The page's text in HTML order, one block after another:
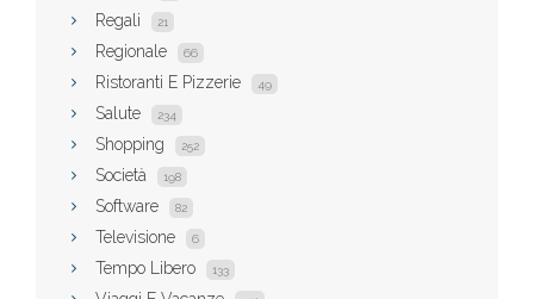
Regali 21
Regionale 66
Ristoranti E Pizzerie 49
Salute 234
Shopping 252
Società 198
Software 82
Televisione 6
Tempo Libero 133